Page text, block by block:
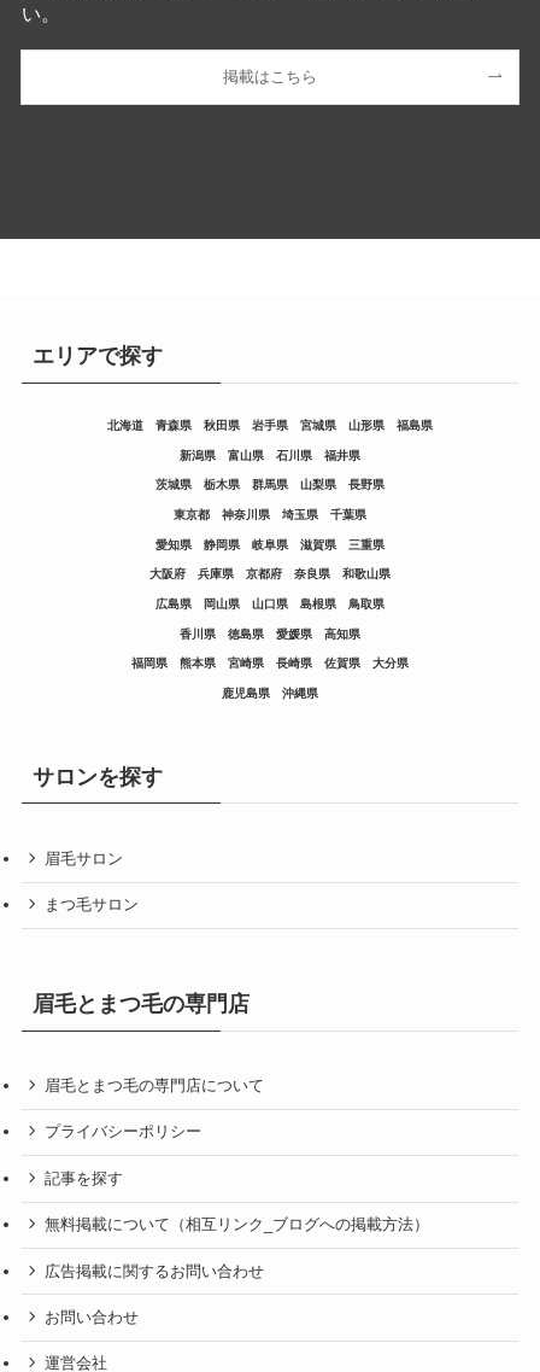
い。
掲載はこちら
エリアで探す
北海道 青森県 秋田県 岩手県 宮城県 山形県 福島県
新潟県 富山県 石川県 福井県
茨城県 栃木県 群馬県 山梨県 長野県
東京都 神奈川県 埼玉県 千葉県
愛知県 静岡県 岐阜県 滋賀県 三重県
大阪府 兵庫県 京都府 奈良県 和歌山県
広島県 岡山県 山口県 島根県 鳥取県
香川県 徳島県 愛媛県 高知県
福岡県 熊本県 宮崎県 長崎県 佐賀県 大分県
鹿児島県 沖縄県
サロンを探す
眉毛サロン
まつ毛サロン
眉毛とまつ毛の専門店
眉毛とまつ毛の専門店について
プライバシーポリシー
記事を探す
無料掲載について（相互リンク_ブログへの掲載方法）
広告掲載に関するお問い合わせ
お問い合わせ
運営会社